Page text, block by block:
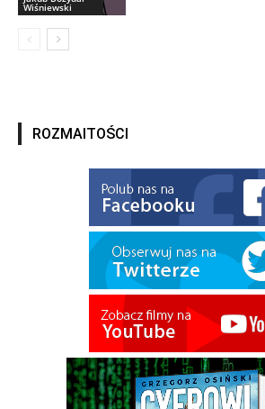
Wiśniewski
ROZMAITOŚCI